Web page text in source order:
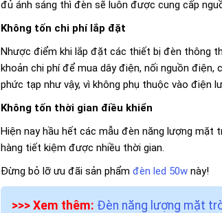
đủ ánh sáng thì đèn sẽ luôn được cung cấp
Không tốn chi phí lắp đặt
Nhược điểm khi lắp đặt các thiết bị đèn thông
khoản chi phí để mua dây điện, nối nguồn
phức tạp như vậy, vì không phụ thuộc vào
Không tốn thời gian điều khiển
Hiện nay hầu hết các mẫu đèn năng lượng
hàng tiết kiệm được nhiều thời gian.
Đừng bỏ lỡ ưu đãi sản phẩmđèn led 50w này!
>>> Xem thêm: Đèn năng lượng mặt